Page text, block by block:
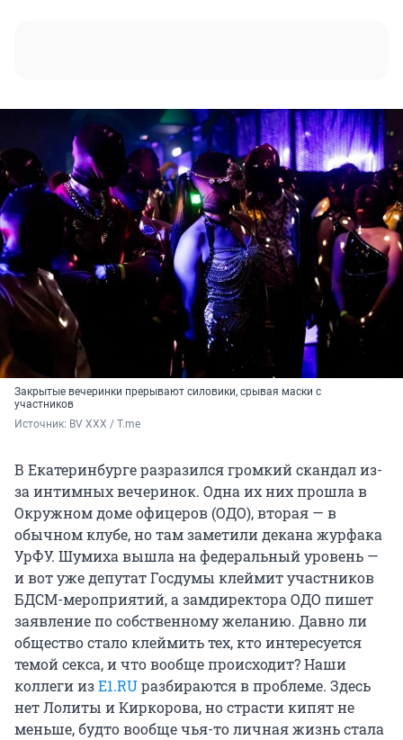
Закрытые вечеринки прерывают силовики, срывая маски с
участников
Источник: BV XXX / T.me
В Екатеринбурге разразился громкий скандал из-
за интимных вечеринок. Одна их них прошла в
Окружном доме офицеров (ОДО), вторая — в
обычном клубе, но там заметили декана журфака
УрФУ. Шумиха вышла на федеральный уровень —
и вот уже депутат Госдумы клеймит участников
БДСМ-мероприятий, а замдиректора ОДО пишет
заявление по собственному желанию. Давно ли
общество стало клеймить тех, кто интересуется
темой секса, и что вообще происходит? Наши
коллеги изE1.RUразбираются в проблеме. Здесь
нет Лолиты и Киркорова, но страсти кипят не
меньше, будто вообще чья-то личная жизнь стала